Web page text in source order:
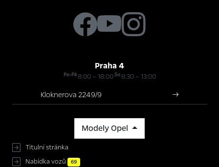
Praha 4
Po-Pá8:00 – 18:00So8:30 – 13:00
Kloknerova 2249/9
Modely Opel
Titulní stránka
Nabídka vozů
69